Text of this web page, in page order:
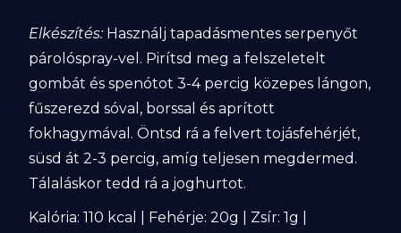
Elkészítés:Használj tapadásmentes serpenyőt
párolóspray-vel. Pirítsd meg a felszeletelt
gombát és spenótot 3-4 percig közepes lángon,
fűszerezd sóval, borssal és aprított
fokhagymával. Öntsd rá a felvert tojásfehérjét,
süsd át 2-3 percig, amíg teljesen megdermed.
Tálaláskor tedd rá a joghurtot.
Kalória: 110 kcal | Fehérje: 20g | Zsír: 1g |